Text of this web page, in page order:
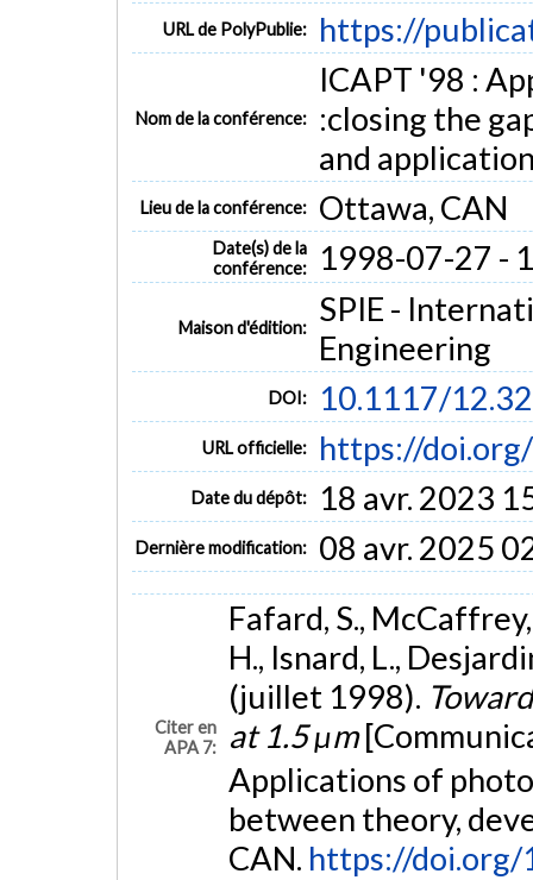
URL de PolyPublie: https://
Nom de la conférence:
ICAPT '98 :
:closing the
and
Lieu de la conférence: Ottawa, CAN
Date(s) de la
conférence:
1998-07-27 -
Maison d'édition:
SPIE -
Engineering
DOI: 10.1117/
URL officielle: https://
Date du dépôt: 18 avr. 2023
Dernière modification: 08 avr. 2025
Citer en
APA 7:
Fafard, S., McCaffrey,
H., Isnard, L.,
(juillet 1998).
at 1.5 μm
Applications of
between theory,
CAN. https://